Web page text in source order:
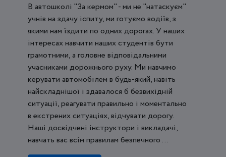
В автошколі "За кермом" - ми не "натаскуєм"
учнів на здачу іспиту, ми готуємо водіїв, з
якими нам їздити по одних дорогах. У наших
інтересах навчити наших студентів бути
грамотними, а головне відповідальними
учасниками дорожнього руху. Ми навчимо
керувати автомобілем в будь-який, навіть
найскладнішої і здавалося б безвихідній
ситуації, реагувати правильно і моментально
в екстрених ситуаціях, відчувати дорогу.
Наші досвідчені інструктори і викладачі,
навчать вас всім правилам безпечного ...